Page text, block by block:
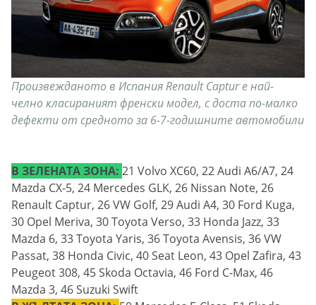
Произвежданото в Испания Renault Captur е най-
челно класираният френски модел, с доста по-малко
дефекти от средното за 6-7-годишните автомобили
В ЗЕЛЕНАТА ЗОНА: 21 Volvo XC60, 22 Audi A6/A7, 24
Mazda CX-5, 24 Mercedes GLK, 26 Nissan Note, 26
Renault Captur, 26 VW Golf, 29 Audi A4, 30 Ford Kuga,
30 Opel Meriva, 30 Toyota Verso, 33 Honda Jazz, 33
Mazda 6, 33 Toyota Yaris, 36 Toyota Avensis, 36 VW
Passat, 38 Honda Civic, 40 Seat Leon, 43 Opel Zafira, 43
Peugeot 308, 45 Skoda Octavia, 46 Ford C-Max, 46
Mazda 3, 46 Suzuki Swift